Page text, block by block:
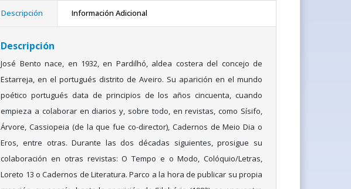
Descripción Información Adicional
Descripción
José Bento nace, en 1932, en Pardilhó, aldea costera del concejo de
Estarreja, en el portugués distrito de Aveiro. Su aparición en el mundo
poético portugués data de principios de los años cincuenta, cuando
empieza a colaborar en diarios y, sobre todo, en revistas, como Sísifo,
Árvore, Cassiopeia (de la que fue co-director), Cadernos de Meio Dia o
Eros, entre otras. Durante las dos décadas siguientes, prosigue su
colaboración en otras revistas: O Tempo e o Modo, Colóquio/Letras,
Loreto 13 o Cadernos de Literatura. Parco a la hora de publicar su propia